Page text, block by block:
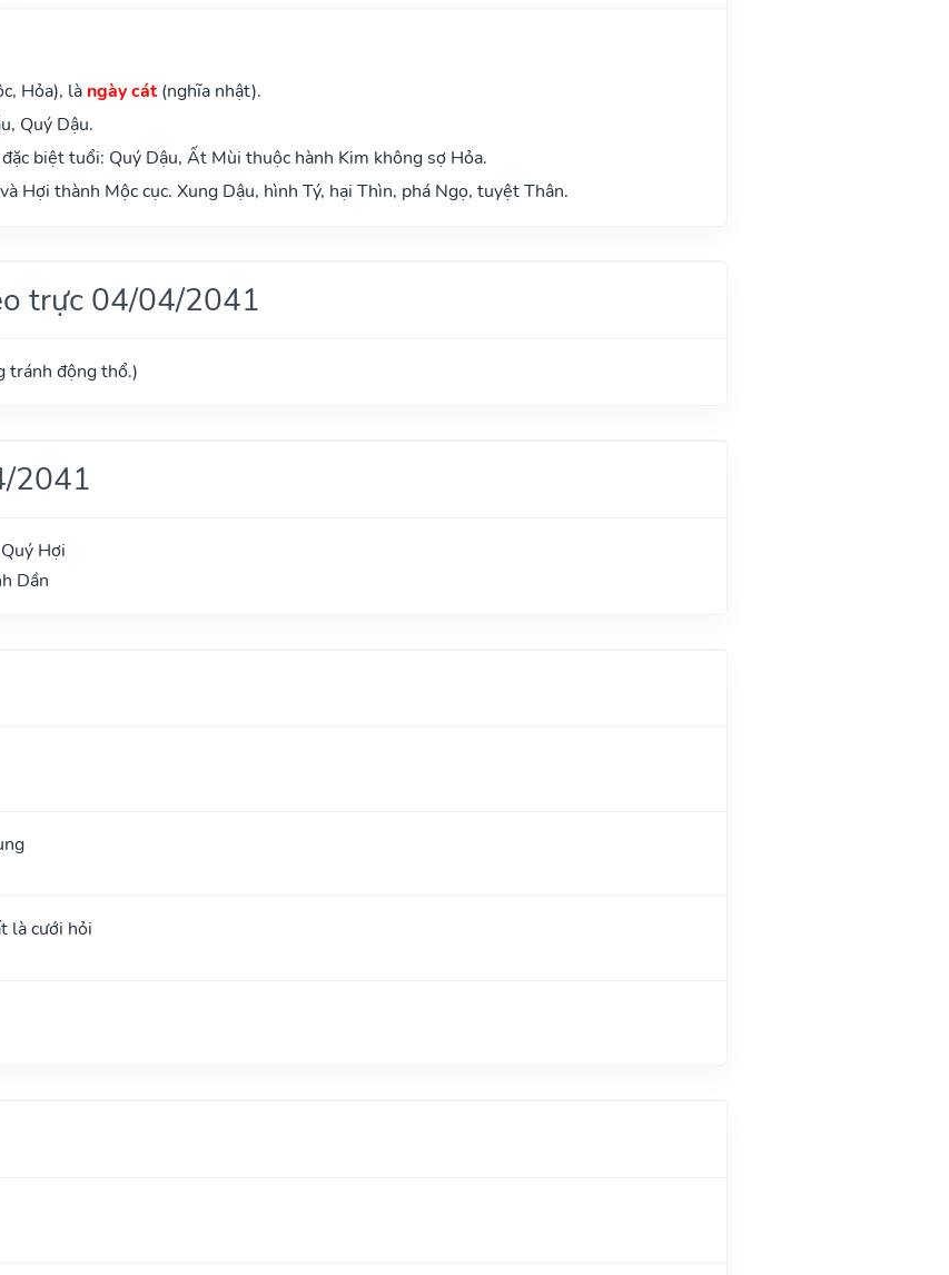
Hỏa), là ngày cát(nghĩa nhật).
Quý Dậu.
biệt tuổi: Quý Dậu, Ất Mùi thuộc hành Kim không sợ Hỏa.
Hợi thành Mộc cục. Xung Dậu, hình Tý, hại Thìn, phá Ngọ, tuyệt Thân.
trực 04/04/2041
tránh động thổ.)
2041
Hợi
Dần
là cưới hỏi